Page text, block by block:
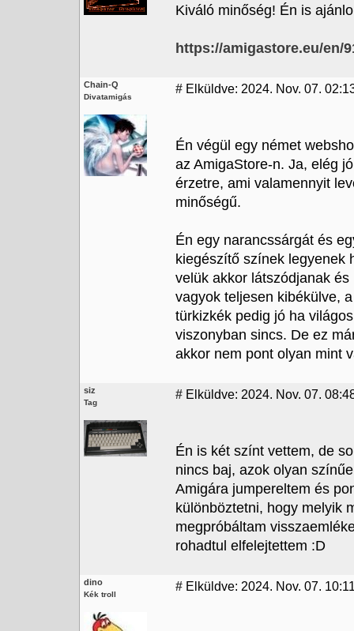
Kiváló minőség! Én is
https://amigastore.eu/en/
Chain-Q
Divatamigás
# Elküldve: 2024. Nov. 07.
Én végül egy német
az AmigaStore-n. Ja, elég
érzetre, ami valamennyit
minőségű.
Én egy narancssárgát és
kiegészítő színek legyenek
velük akkor látszódjanak
vagyok teljesen kibékülve,
türkizkék pedig jó ha
viszonyban sincs. De ez
akkor nem pont olyan mint
siz
Tag
# Elküldve: 2024. Nov. 07.
Én is két színt vettem, de
nincs baj, azok olyan
Amigára jumpereltem és
különböztetni, hogy melyik
megpróbáltam
rohadtul elfelejtettem :D
dino
Kék troll
# Elküldve: 2024. Nov. 07.